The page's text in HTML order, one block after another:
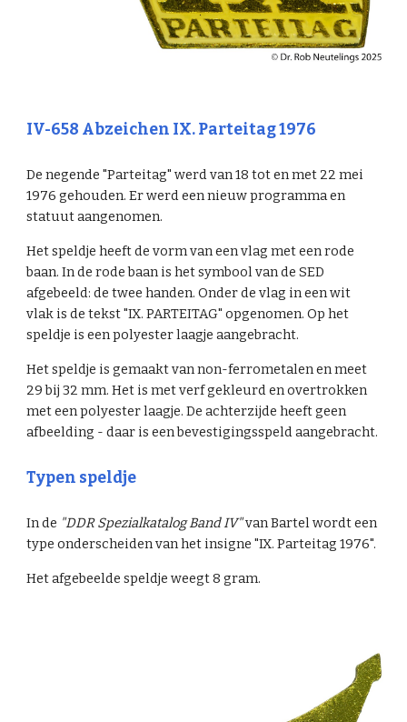
IV-658 Abzeichen IX. Parteitag 1976
De negende "Parteitag" werd van 18 tot en met 22 mei
1976 gehouden. Er werd een nieuw programma en
statuut aangenomen.
Het speldje heeft de vorm van een vlag met een rode
baan. In de rode baan is het symbool van de SED
afgebeeld: de twee handen. Onder de vlag in een wit
vlak is de tekst "IX. PARTEITAG" opgenomen. Op het
speldje is een polyester laagje aangebracht.
Het speldje is gemaakt van non-ferrometalen en meet
29 bij 32 mm. Het is met verf gekleurd en overtrokken
met een polyester laagje. De achterzijde heeft geen
afbeelding - daar is een bevestigingsspeld aangebracht.
Typen speldje
In de "DDR Spezialkatalog Band IV"van Bartel wordt een
type onderscheiden van het insigne "IX. Parteitag 1976".
Het afgebeelde speldje weegt 8 gram.